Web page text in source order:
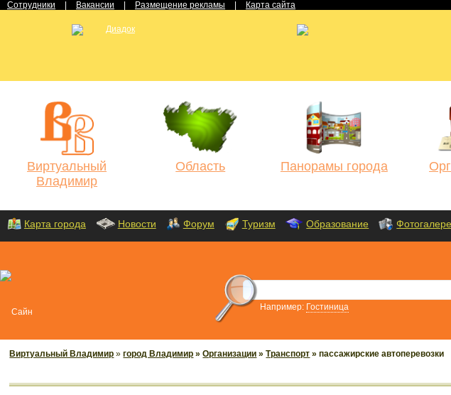
Сотрудники Вакансии Размещение рекламы Карта сайта
Виртуальный
Владимир
Область Панорамы города
Карта города Новости Форум Туризм Образование
Например: Гостиница
Виртуальный Владимир »город Владимир »Организации »Транспорт » пассажирские автоперевозки